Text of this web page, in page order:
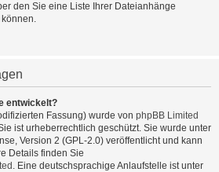
den Sie eine Liste Ihrer Dateianhänge
entwickelt?
Fassung) wurde von phpBB Limited
ist urheberrechtlich geschützt. Sie wurde unter
Version 2 (GPL-2.0) veröffentlicht und kann
Details finden Sie
. Eine deutschsprachige Anlaufstelle ist unter